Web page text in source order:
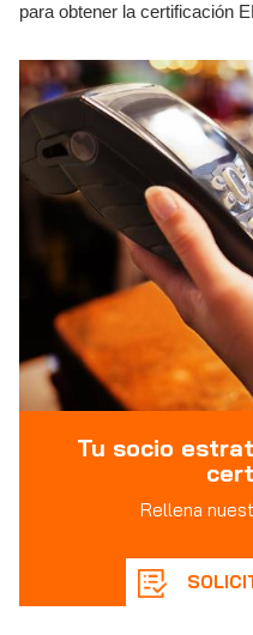
para obtener la certificación
Tu socio
Rellena